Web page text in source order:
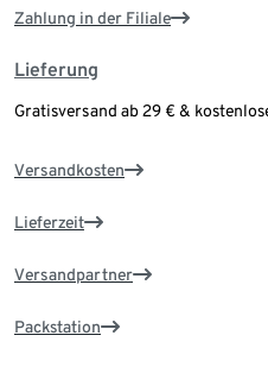
Zahlung in der Filiale
Lieferung
Gratisversand ab 29 € &
Versandkosten
Lieferzeit
Versandpartner
Packstation